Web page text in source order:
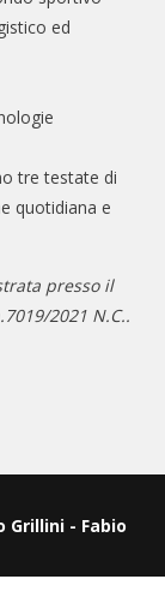
ed
tre testate di
quotidiana e
presso il
2021 N.C..
Grillini - Fabio